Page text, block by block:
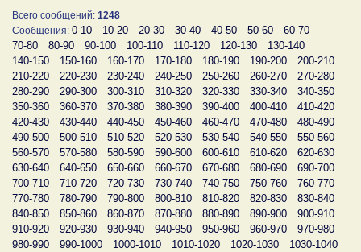
Всего сообщений: 1248
Сообщения: 0-10 10-20 20-30 30-40 40-50 50-60
60-70
70-80
80-90 90-100 100-110 110-120 120-130
130-140
140-150
150-160 160-170 170-180 180-190 190-200
200-210
210-220
220-230 230-240 240-250 250-260 260-270
270-280
280-290
290-300 300-310 310-320 320-330 330-340
340-350
350-360
360-370 370-380 380-390 390-400 400-410
410-420
420-430
430-440 440-450 450-460 460-470 470-480
480-490
490-500
500-510 510-520 520-530 530-540 540-550
550-560
560-570
570-580 580-590 590-600 600-610 610-620
620-630
630-640
640-650 650-660 660-670 670-680 680-690
690-700
700-710
710-720 720-730 730-740 740-750 750-760
760-770
770-780
780-790 790-800 800-810 810-820 820-830
830-840
840-850
850-860 860-870 870-880 880-890 890-900
900-910
910-920
920-930 930-940 940-950 950-960 960-970
970-980
980-990
990-1000 1000-1010 1010-1020 1020-1030
1030-1040